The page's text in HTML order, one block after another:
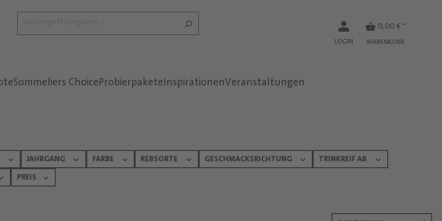
LOGIN
0,00 € *
WARENKORB
Sommeliers ChoiceProbierpaketeInspirationenVeranstaltungen
Text überspringen
JAHRGANG FARBE REBSORTE GESCHMACKSRICHTUNG TRINKREIF AB
PREIS